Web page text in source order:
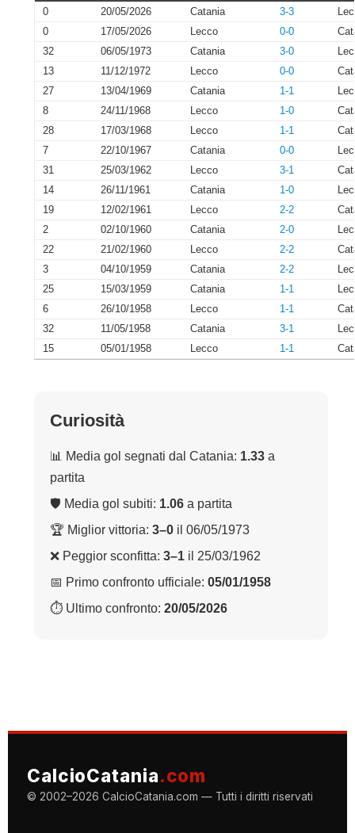
0
20/05/2026 Catania 3-3
0
17/05/2026 Lecco 0-0
32
06/05/1973 Catania 3-0
13
11/12/1972 Lecco 0-0
27
13/04/1969 Catania 1-1
8
24/11/1968 Lecco 1-0
28
17/03/1968 Lecco 1-1
7
22/10/1967 Catania 0-0
31
25/03/1962 Lecco 3-1
14
26/11/1961 Catania 1-0
19
12/02/1961 Lecco 2-2
2
02/10/1960 Catania 2-0
22
21/02/1960 Lecco 2-2
3
04/10/1959 Catania 2-2
25
15/03/1959 Catania 1-1
6
26/10/1958 Lecco 1-1
32
11/05/1958 Catania 3-1
15
05/01/1958 Lecco 1-1
Curiosità
📊 Media gol segnati dal Catania: 1.33 a
partita
🛡 Media gol subiti: 1.06 a partita
🏆 Miglior vittoria: 3–0 il 06/05/1973
❌ Peggior sconfitta: 3–1 il 25/03/1962
📅 Primo confronto ufficiale: 05/01/1958
⏱ Ultimo confronto: 20/05/2026
CalcioCatania.com
© 2002–2026 CalcioCatania.com — Tutti i diritti riservati